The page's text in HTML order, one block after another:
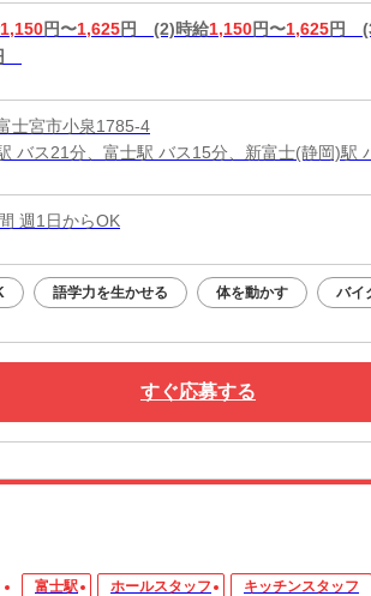
1,150円〜1,625円 (2)時給1,150円〜1,625円
士宮市小泉1785-4
バス21分、富士駅 バス15分、新富士(静岡)駅
週1日からOK
語学力を生かせる 体を動かす バイ
すぐ応募する
富士駅 ホールスタッフ キッチンスタッフ